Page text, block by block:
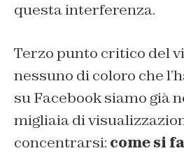
questa interferenza.
Terzo punto critico del
nessuno di coloro che
su Facebook siamo già
migliaia di
concentrarsi: come si